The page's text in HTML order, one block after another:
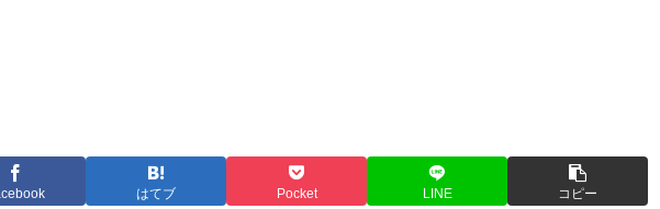
はてブ Pocket LINE コピー